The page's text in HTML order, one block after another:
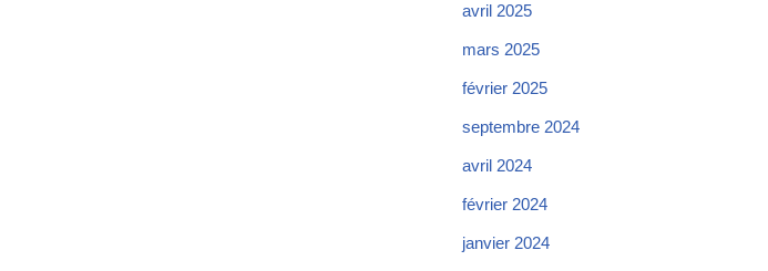
avril 2025
mars 2025
février 2025
septembre 2024
avril 2024
février 2024
janvier 2024